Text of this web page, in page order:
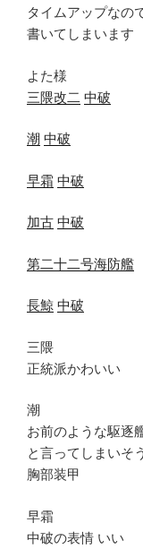
タイムアップなの
書いてしまいます
よた様
三隈改二 中破
潮 中破
早霜 中破
加古 中破
第二十二号海防艦
長鯨 中破
三隈
正統派かわいい
潮
お前のような駆逐
と言ってしまいそ
胸部装甲
早霜
中破の表情 いい